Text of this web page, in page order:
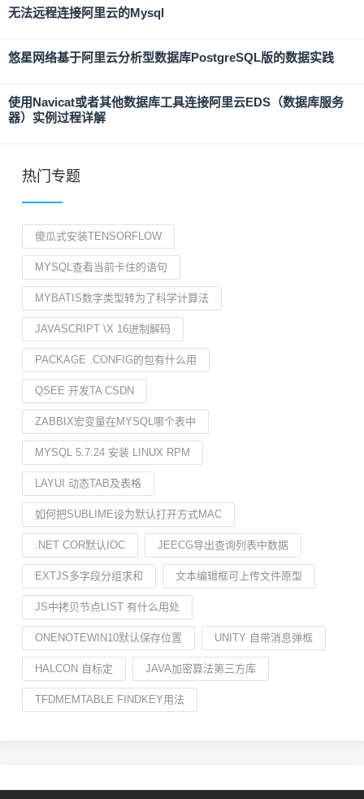
无法远程连接阿里云的Mysql
悠星网络基于阿里云分析型数据库PostgreSQL版的数据实践
使用Navicat或者其他数据库工具连接阿里云EDS（数据库服务
器）实例过程详解
热门专题
傻瓜式安装TENSORFLOW
MYSQL查看当前卡住的语句
MYBATIS数字类型转为了科学计算法
JAVASCRIPT \X 16进制解码
PACKAGE .CONFIG的包有什么用
QSEE 开发TA CSDN
ZABBIX宏变量在MYSQL哪个表中
MYSQL 5.7.24 安装 LINUX RPM
LAYUI 动态TAB及表格
如何把SUBLIME设为默认打开方式MAC
.NET COR默认IOC JEECG导出查询列表中数据
EXTJS多字段分组求和 文本编辑框可上传文件原型
JS中拷贝节点LIST 有什么用处
ONENOTEWIN10默认保存位置 UNITY 自带消息弹框
HALCON 自标定 JAVA加密算法第三方库
TFDMEMTABLE FINDKEY用法